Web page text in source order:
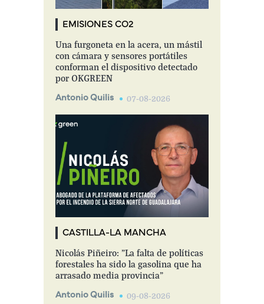
EMISIONES CO2
Una furgoneta en la acera, un mástil
con cámara y sensores portátiles
conforman el dispositivo detectado
por OKGREEN
Antonio Quilis 07-08-2026
CASTILLA-LA MANCHA
Nicolás Piñeiro: "La falta de políticas
forestales ha sido la gasolina que ha
arrasado media provincia"
Antonio Quilis 09-08-2026